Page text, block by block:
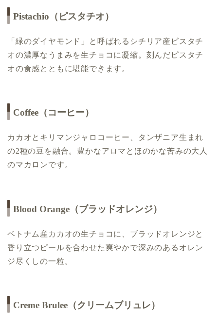
Pistachio（ピスタチオ）
「緑のダイヤモンド」と呼ばれるシチリア産ピスタチ
オの濃厚なうまみを生チョコに凝縮。刻んだピスタチ
オの食感とともに堪能できます。
Coffee（コーヒー）
カカオとキリマンジャロコーヒー、タンザニア生まれ
の2種の豆を融合。豊かなアロマとほのかな苦みの大人
のマカロンです。
Blood Orange（ブラッドオレンジ）
ベトナム産カカオの生チョコに、ブラッドオレンジと
香り立つピールを合わせた爽やかで深みのあるオレン
ジ尽くしの一粒。
Creme Brulee（クリームブリュレ）